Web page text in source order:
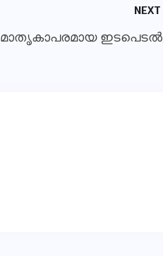
NEXT
മാതൃകാപരമായ ഇടപെടല്‍